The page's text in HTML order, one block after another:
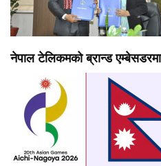
नेपाल टेलिकमको ब्रान्ड